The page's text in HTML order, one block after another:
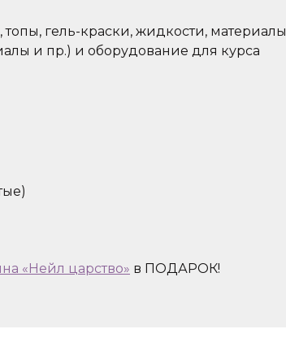
гель-краски, жидкости, материалы
и пр.) и оборудование для курса
«Нейл царство» в ПОДАРОК!